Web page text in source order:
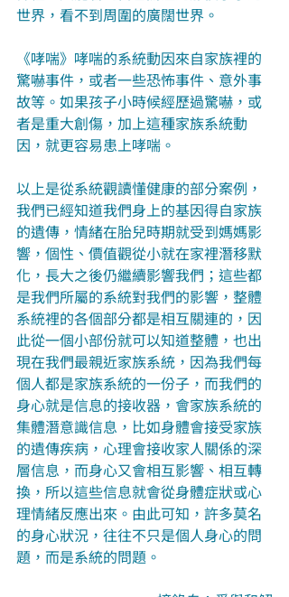
世界，看不到周圍的廣闊世界。
《哮喘》哮喘的系統動因來自家族裡的
驚嚇事件，或者一些恐怖事件、意外事
故等。如果孩子小時候經歷過驚嚇，或
者是重大創傷，加上這種家族系統動
因，就更容易患上哮喘。
以上是從系統觀讀懂健康的部分案例，
我們已經知道我們身上的基因得自家族
的遺傳，情緒在胎兒時期就受到媽媽影
響，個性、價值觀從小就在家裡潛移默
化，長大之後仍繼續影響我們；這些都
是我們所屬的系統對我們的影響，整體
系統裡的各個部分都是相互關連的，因
此從一個小部份就可以知道整體，也出
現在我們最親近家族系統，因為我們每
個人都是家族系統的一份子，而我們的
身心就是信息的接收器，會家族系統的
集體潛意識信息，比如身體會接受家族
的遺傳疾病，心理會接收家人關係的深
層信息，而身心又會相互影響、相互轉
換，所以這些信息就會從身體症狀或心
理情緒反應出來。由此可知，許多莫名
的身心狀況，往往不只是個人身心的問
題，而是系統的問題。